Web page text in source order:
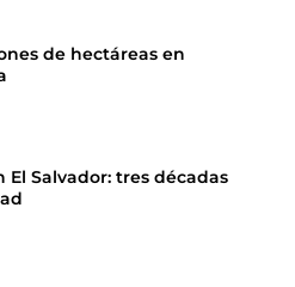
de hectáreas en
Salvador: tres décadas